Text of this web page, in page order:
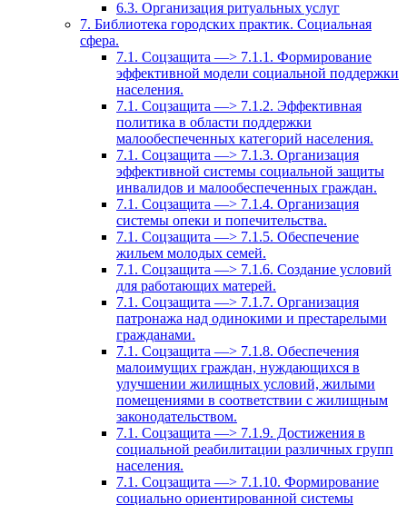
6.3. Организация ритуальных услуг
7. Библиотека городских практик. Социальная
сфера.
7.1. Соцзащита —> 7.1.1. Формирование
эффективной модели социальной поддержки
населения.
7.1. Соцзащита —> 7.1.2. Эффективная
политика в области поддержки
малообеспеченных категорий населения.
7.1. Соцзащита —> 7.1.3. Организация
эффективной системы социальной защиты
инвалидов и малообеспеченных граждан.
7.1. Соцзащита —> 7.1.4. Организация
системы опеки и попечительства.
7.1. Соцзащита —> 7.1.5. Обеспечение
жильем молодых семей.
7.1. Соцзащита —> 7.1.6. Создание условий
для работающих матерей.
7.1. Соцзащита —> 7.1.7. Организация
патронажа над одинокими и престарелыми
гражданами.
7.1. Соцзащита —> 7.1.8. Обеспечения
малоимущих граждан, нуждающихся в
улучшении жилищных условий, жилыми
помещениями в соответствии с жилищным
законодательством.
7.1. Соцзащита —> 7.1.9. Достижения в
социальной реабилитации различных групп
населения.
7.1. Соцзащита —> 7.1.10. Формирование
социально ориентированной системы